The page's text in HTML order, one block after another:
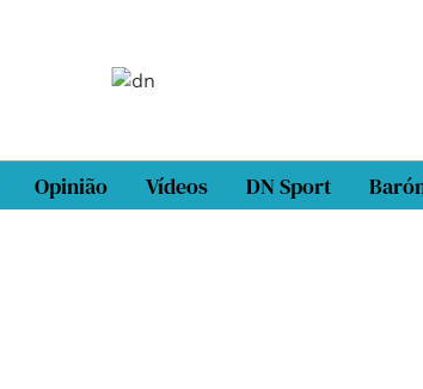
Opinião Vídeos DN Sport